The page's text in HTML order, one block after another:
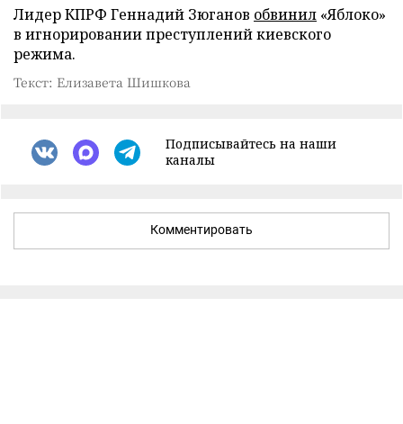
Лидер КПРФ Геннадий Зюганов обвинил «Яблоко»
в игнорировании преступлений киевского
режима.
Текст: Елизавета Шишкова
Подписывайтесь на наши
каналы
Комментировать